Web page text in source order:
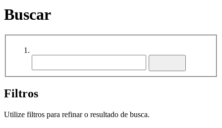
Buscar
Filtros
Utilize filtros para refinar o resultado de busca.